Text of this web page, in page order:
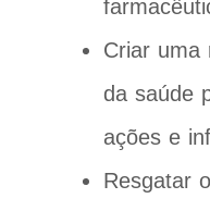
Criar uma
da saúde
ações e
Resgatar